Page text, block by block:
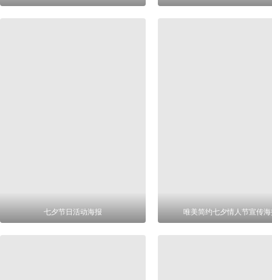
七夕节日活动海报 唯美简约七夕情人节宣传